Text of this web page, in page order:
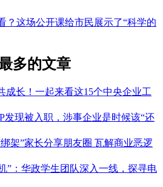
？这场公开课给市民展示了“科学的
多的文章
成长！一起来看这15个中央企业工
发现被入职，涉事企业是时候该“还
架”家长分享朋友圈 瓦解商业恶逻
”：华政学生团队深入一线，探寻电